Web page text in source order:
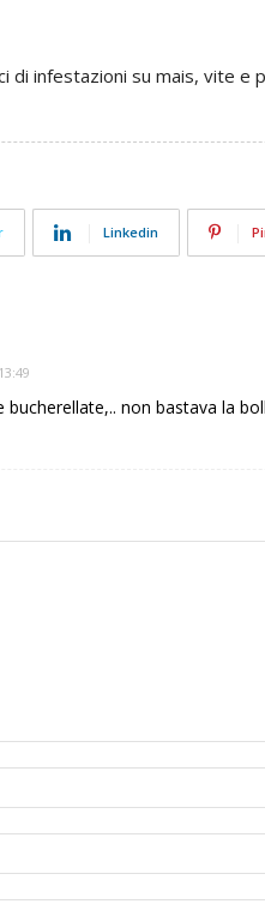
di infestazioni su mais, vite e
Linkedin
non bastava la